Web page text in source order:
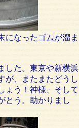
なったゴムが溜ま
した。東京や新横浜
が、またまたどうし
ょう！神様、そして
とう。助かりまし